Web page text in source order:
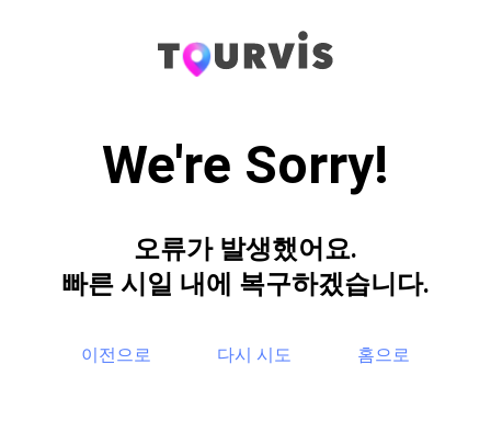
We're Sorry!
오류가 발생했어요.
빠른 시일 내에 복구하겠습니다.
이전으로 다시 시도 홈으로